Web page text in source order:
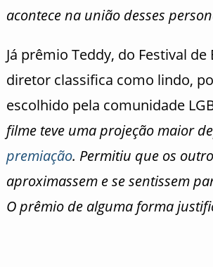
acontece na união desses
Já prêmio Teddy, do Festival de
diretor classifica como lindo,
escolhido pela comunidade
filme teve uma projeção maior
premiação. Permitiu que os
aproximassem e se sentissem
O prêmio de alguma forma